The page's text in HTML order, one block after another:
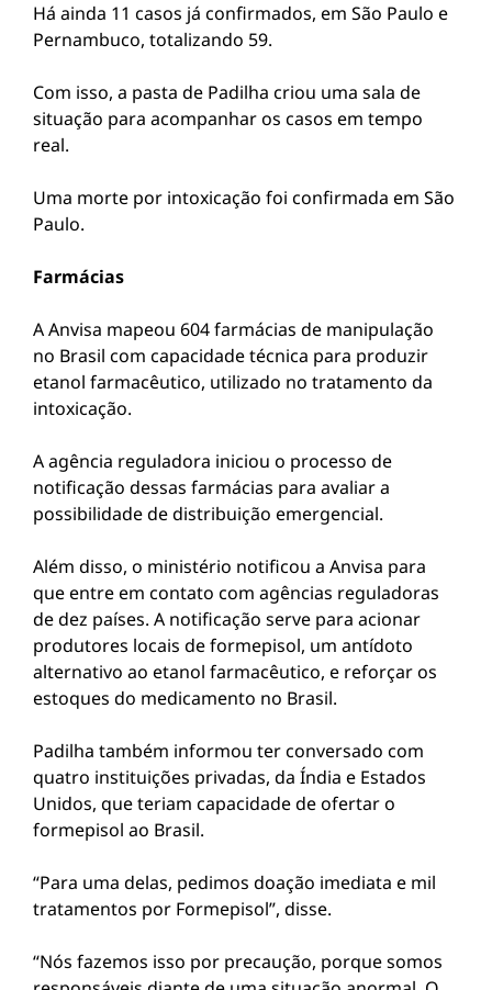
Há ainda 11 casos já confirmados, em São Paulo e
Pernambuco, totalizando 59.
Com isso, a pasta de Padilha criou uma sala de
situação para acompanhar os casos em tempo
real.
Uma morte por intoxicação foi confirmada em São
Paulo.
Farmácias
A Anvisa mapeou 604 farmácias de manipulação
no Brasil com capacidade técnica para produzir
etanol farmacêutico, utilizado no tratamento da
intoxicação.
A agência reguladora iniciou o processo de
notificação dessas farmácias para avaliar a
possibilidade de distribuição emergencial.
Além disso, o ministério notificou a Anvisa para
que entre em contato com agências reguladoras
de dez países. A notificação serve para acionar
produtores locais de formepisol, um antídoto
alternativo ao etanol farmacêutico, e reforçar os
estoques do medicamento no Brasil.
Padilha também informou ter conversado com
quatro instituições privadas, da Índia e Estados
Unidos, que teriam capacidade de ofertar o
formepisol ao Brasil.
“Para uma delas, pedimos doação imediata e mil
tratamentos por Formepisol”, disse.
“Nós fazemos isso por precaução, porque somos